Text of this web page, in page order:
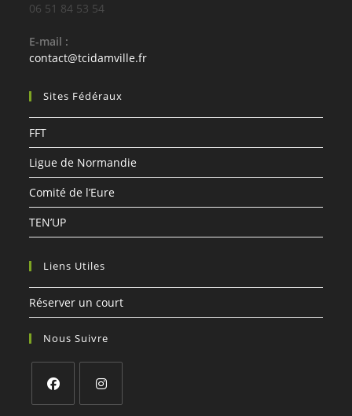
06 51 84 53 54
E-mail :
contact@tcidamville.fr
Sites Fédéraux
FFT
Ligue de Normandie
Comité de l’Eure
TEN’UP
Liens Utiles
Réserver un court
Nous Suivre